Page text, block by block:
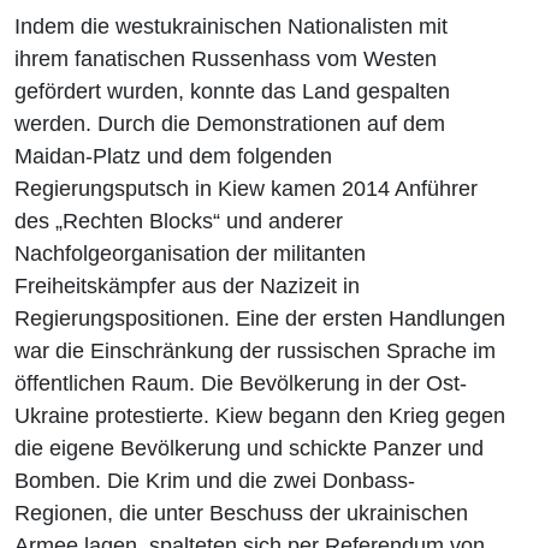
Indem die westukrainischen Nationalisten mit
ihrem fanatischen Russenhass vom Westen
gefördert wurden, konnte das Land gespalten
werden. Durch die Demonstrationen auf dem
Maidan-Platz und dem folgenden
Regierungsputsch in Kiew kamen 2014 Anführer
des „Rechten Blocks“ und anderer
Nachfolgeorganisation der militanten
Freiheitskämpfer aus der Nazizeit in
Regierungspositionen. Eine der ersten Handlungen
war die Einschränkung der russischen Sprache im
öffentlichen Raum. Die Bevölkerung in der Ost-
Ukraine protestierte. Kiew begann den Krieg gegen
die eigene Bevölkerung und schickte Panzer und
Bomben. Die Krim und die zwei Donbass-
Regionen, die unter Beschuss der ukrainischen